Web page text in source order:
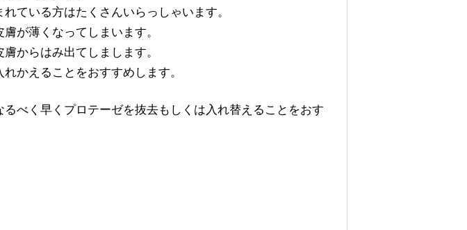
ている方はたくさんいらっしゃいます。
が薄くなってしまいます。
からはみ出てしまします。
かえることをおすすめします。
べく早くプロテーゼを抜去もしくは入れ替えることをおす